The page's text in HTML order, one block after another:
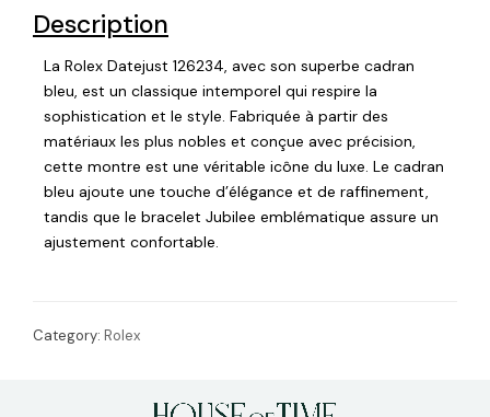
Description
La Rolex Datejust 126234, avec son superbe cadran
bleu, est un classique intemporel qui respire la
sophistication et le style. Fabriquée à partir des
matériaux les plus nobles et conçue avec précision,
cette montre est une véritable icône du luxe. Le cadran
bleu ajoute une touche d’élégance et de raffinement,
tandis que le bracelet Jubilee emblématique assure un
ajustement confortable.
Category: Rolex